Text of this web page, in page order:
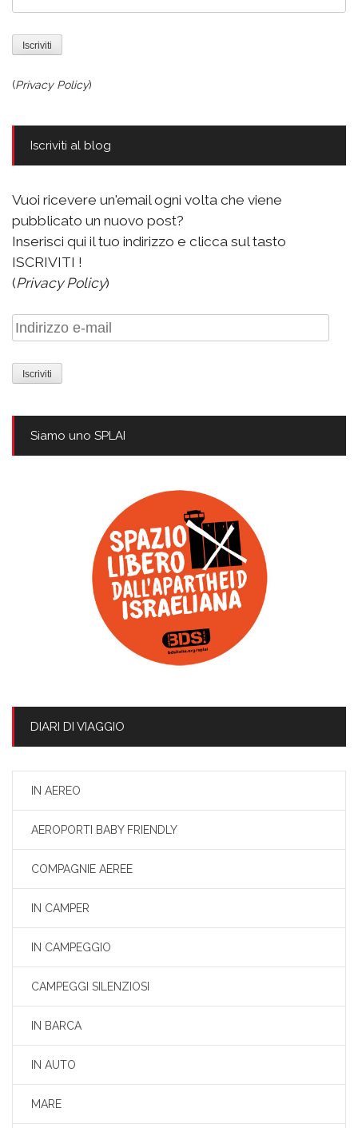
(Privacy Policy)
Iscriviti al blog
Vuoi ricevere un'email ogni volta che viene
pubblicato un nuovo post?
Inserisci qui il tuo indirizzo e clicca sul tasto
ISCRIVITI !
(Privacy Policy)
Indirizzo
e-
mail
Siamo uno SPLAI
DIARI DI VIAGGIO
IN AEREO
AEROPORTI BABY FRIENDLY
COMPAGNIE AEREE
IN CAMPER
IN CAMPEGGIO
CAMPEGGI SILENZIOSI
IN BARCA
IN AUTO
MARE